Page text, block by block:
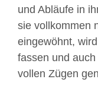
und Abläufe in
sie vollkommen
eingewöhnt,
fassen und
vollen Zügen